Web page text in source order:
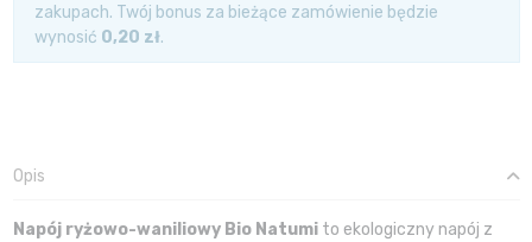
zakupach. Twój bonus za bieżące zamówienie będzie
wynosić 0,20 zł.
Opis
Napój ryżowo-waniliowy Bio Natumi to ekologiczny napój z